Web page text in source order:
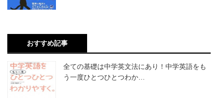
おすすめ記事
全ての基礎は中学英文法にあり！中学英語をも
う一度ひとつひとつわか…